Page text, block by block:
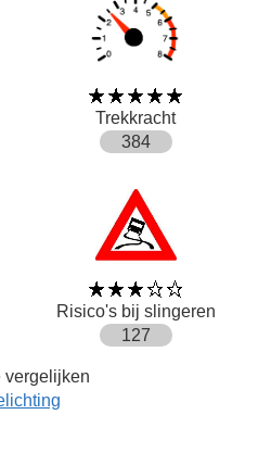
Trekkracht
384
Risico's bij slingeren
127
vergelijken